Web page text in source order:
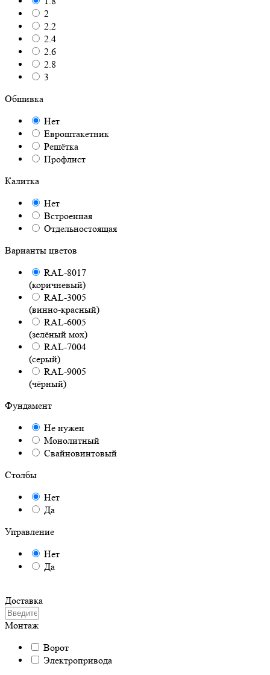
2
2.2
2.4
2.6
2.8
3
Обшивка
Нет
Евроштакетник
Решётка
Профлист
Калитка
Нет
Встроенная
Отдельностоящая
Варианты цветов
RAL-8017
(коричневый)
RAL-3005
(винно-красный)
RAL-6005
(зелёный мох)
RAL-7004
(серый)
RAL-9005
(чёрный)
Фундамент
Не нужен
Монолитный
Свайновинтовый
Столбы
Нет
Да
Управление
Нет
Да
Доставка
Монтаж
Ворот
Электропривода